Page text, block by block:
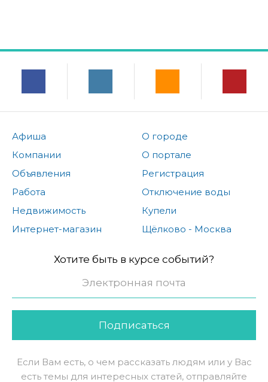
Афиша
Компании
Объявления
Работа
Недвижимость
Интернет-магазин
О городе
О портале
Регистрация
Отключение воды
Купели
Щёлково - Москва
Хотите быть в курсе событий?
Подписаться
Если Вам есть, о чем рассказать людям или у Вас
есть темы для интересных статей, отправляйте